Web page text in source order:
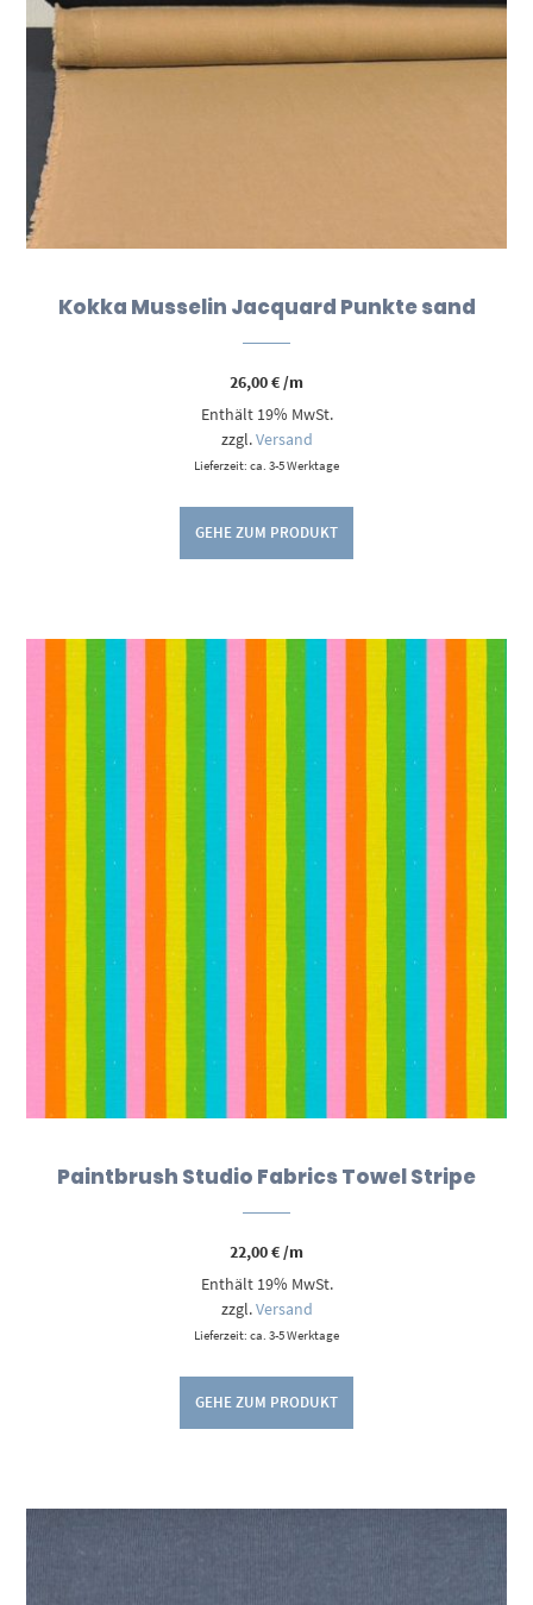
Kokka Musselin Jacquard Punkte sand
26,00€/m
Enthält 19% MwSt.
zzgl.Versand
Lieferzeit: ca. 3-5 Werktage
GEHE ZUM PRODUKT
Paintbrush Studio Fabrics Towel Stripe
22,00€/m
Enthält 19% MwSt.
zzgl.Versand
Lieferzeit: ca. 3-5 Werktage
GEHE ZUM PRODUKT